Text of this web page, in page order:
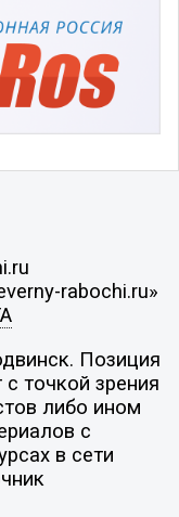
rabochi.ru»
Позиция
точкой зрения
либо ином
с
в сети